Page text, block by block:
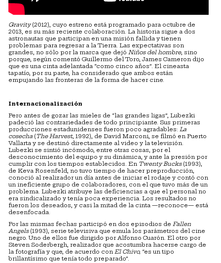
Gravity(2012), cuyo estreno está programado para octubre de
2013, es su más reciente colaboración. La historia sigue a dos
astronautas que participan en una misión fallida y tienen
problemas para regresar a la Tierra. Las expectativas son
grandes, no sólo por la marca que dejó Niños del hombre, sino
porque, según comentó Guillermo del Toro, James Cameron dijo
que es una cinta adelantada “como cinco años”. El cineasta
tapatío, por su parte, ha considerado que ambos están
empujando las fronteras de la forma de hacer cine.
Internacionalización
Pero antes de gozar las mieles de “las grandes ligas”, Lubezki
padeció las contrariedades de todo principiante. Sus primeras
producciones estadunidenses fueron poco agradables: La
cosecha (The Harvest, 1992), de David Marconi, se filmó en Puerto
Vallarta y se destinó directamente al video y la televisión.
Lubezki se sintió incómodo, entre otras cosas, por el
desconocimiento del equipo y su dinámica, y ante la presión por
cumplir con los tiempos establecidos. En Twenty Bucks(1993),
de Keva Rosenfeld, no tuvo tiempo de hacer preproducción,
conoció al realizador un día antes de iniciar el rodaje y contó con
un ineficiente grupo de colaboradores, con el que tuvo más de un
problema. Lubezki atribuye las deficiencias a que el personal no
era sindicalizado y tenía poca experiencia. Los resultados no
fueron los deseados, y casi la mitad de la cinta —reconoce— está
desenfocada.
Por las mismas fechas participó en dos episodios de Fallen
Angels(1993), serie televisiva que emula los parámetros del cine
negro. Uno de ellos fue dirigido por Alfonso Cuarón. El otro por
Steven Soderbergh, realizador que acostumbra hacerse cargo de
la fotografía y que, de acuerdo con El Chivo, “es un tipo
brillantísimo que tenía todo preparado”.